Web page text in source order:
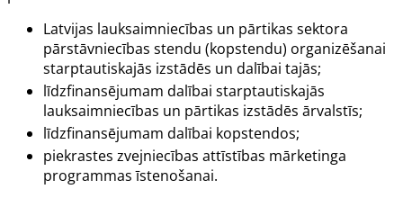
Latvijas lauksaimniecības un pārtikas sektora
pārstāvniecības stendu (kopstendu) organizēšanai
starptautiskajās izstādēs un dalībai tajās;
līdzfinansējumam dalībai starptautiskajās
lauksaimniecības un pārtikas izstādēs ārvalstīs;
līdzfinansējumam dalībai kopstendos;
piekrastes zvejniecības attīstības mārketinga
programmas īstenošanai.